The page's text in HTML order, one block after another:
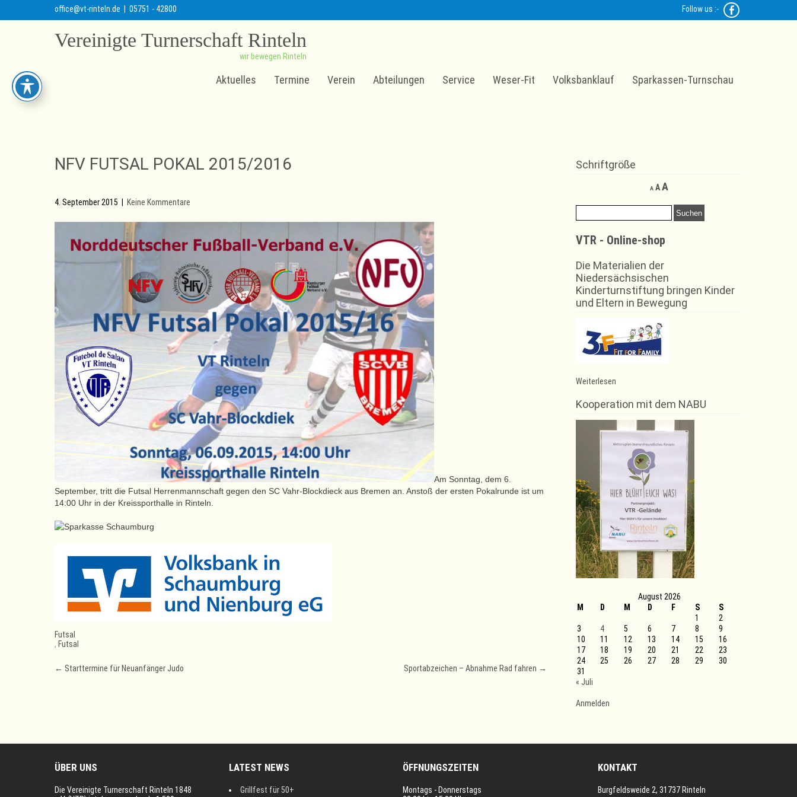
office@vt-rinteln.de | 05751 - 42800 Follow us :-
Vereinigte Turnerschaft Rinteln
wir bewegen Rinteln
Aktuelles Termine Verein Abteilungen Service Weser-Fit Volksbanklauf Sparkassen-Turnschau
NFV FUTSAL POKAL 2015/2016
4. September 2015 Keine Kommentare
Am Sonntag, dem 6.
September, tritt die Futsal Herrenmannschaft gegen den SC Vahr-Blockdieck aus Bremen an. Anstoß der ersten Pokalrunde ist um
14:00 Uhr in der Kreissporthalle in Rinteln.
Futsal
, Futsal
Post
← Starttermine für Neuanfänger Judo Sportabzeichen – Abnahme Rad fahren →
Schriftgröße
A
Decrease
font
A Reset
size.
A
size.
Suchen
nach:
VTR - Online-shop
Die Materialien der
Niedersächsischen
Kinderturnstiftung bringen Kinder
und Eltern in Bewegung
Weiterlesen
Futsal
Pokal
2015/2016
Kooperation mit dem NABU
August 2026
M
D M D F S
S
1
2
3
4 5 6 7 8
9
10
11 12 13 14 15
16
17
18 19 20 21 22
23
24
25 26 27 28 29
30
31
« Juli
Anmelden
ÜBER UNS
Die Vereinigte Turnerschaft Rinteln 1848
LATEST NEWS
Grillfest für 50+
ÖFFNUNGSZEITEN
Montags - Donnerstags
KONTAKT
Burgfeldsweide 2, 31737 Rinteln